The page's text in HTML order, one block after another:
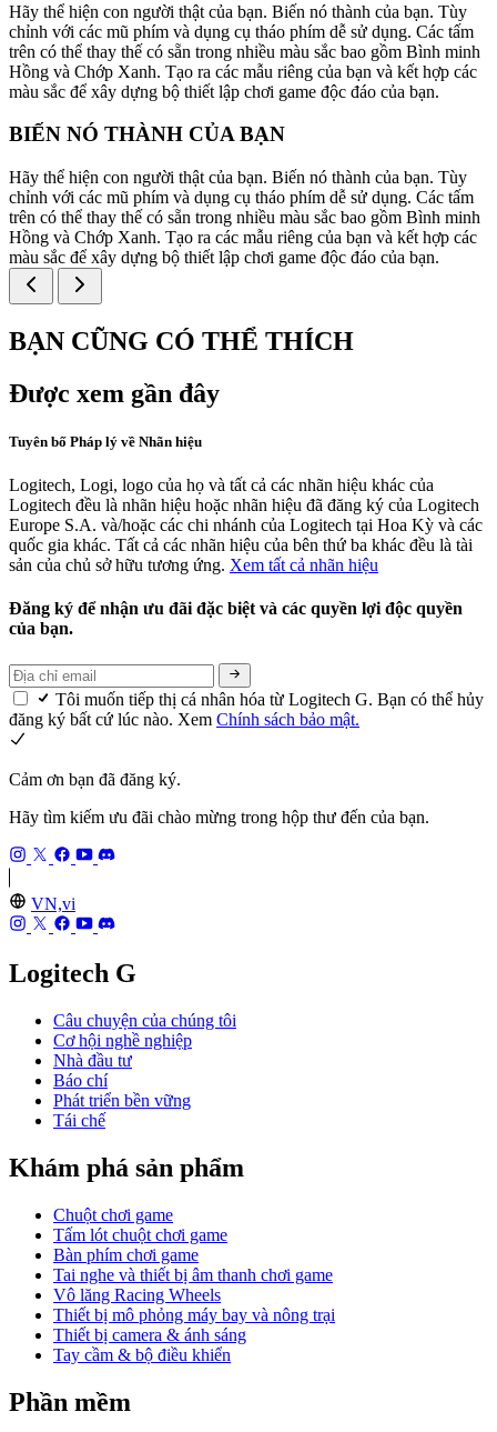
Hãy thể hiện con người thật của bạn. Biến nó thành của bạn. Tùy
chỉnh với các mũ phím và dụng cụ tháo phím dễ sử dụng. Các tấm
trên có thể thay thế có sẵn trong nhiều màu sắc bao gồm Bình minh
Hồng và Chớp Xanh. Tạo ra các mẫu riêng của bạn và kết hợp các
màu sắc để xây dựng bộ thiết lập chơi game độc đáo của bạn.
BIẾN NÓ THÀNH CỦA BẠN
Hãy thể hiện con người thật của bạn. Biến nó thành của bạn. Tùy
chỉnh với các mũ phím và dụng cụ tháo phím dễ sử dụng. Các tấm
trên có thể thay thế có sẵn trong nhiều màu sắc bao gồm Bình minh
Hồng và Chớp Xanh. Tạo ra các mẫu riêng của bạn và kết hợp các
màu sắc để xây dựng bộ thiết lập chơi game độc đáo của bạn.
BẠN CŨNG CÓ THỂ THÍCH
Được xem gần đây
Tuyên bố Pháp lý về Nhãn hiệu
Logitech, Logi, logo của họ và tất cả các nhãn hiệu khác của
Logitech đều là nhãn hiệu hoặc nhãn hiệu đã đăng ký của Logitech
Europe S.A. và/hoặc các chi nhánh của Logitech tại Hoa Kỳ và các
quốc gia khác. Tất cả các nhãn hiệu của bên thứ ba khác đều là tài
sản của chủ sở hữu tương ứng. Xem tất cả nhãn hiệu
Đăng ký để nhận ưu đãi đặc biệt và các quyền lợi độc quyền
của bạn.
Tôi muốn tiếp thị cá nhân hóa từ Logitech G. Bạn có thể hủy
đăng ký bất cứ lúc nào. Xem Chính sách bảo mật.
Cảm ơn bạn đã đăng ký.
Hãy tìm kiếm ưu đãi chào mừng trong hộp thư đến của bạn.
VN,vi
Logitech G
Câu chuyện của chúng tôi
Cơ hội nghề nghiệp
Nhà đầu tư
Báo chí
Phát triển bền vững
Tái chế
Khám phá sản phẩm
Chuột chơi game
Tấm lót chuột chơi game
Bàn phím chơi game
Tai nghe và thiết bị âm thanh chơi game
Vô lăng Racing Wheels
Thiết bị mô phỏng máy bay và nông trại
Thiết bị camera & ánh sáng
Tay cầm & bộ điều khiển
Phần mềm